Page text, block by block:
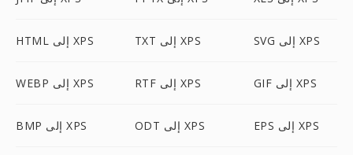
HTML إلى XPS TXT إلى XPS SVG إلى XPS
WEBP إلى XPS RTF إلى XPS GIF إلى XPS
BMP إلى XPS ODT إلى XPS EPS إلى XPS